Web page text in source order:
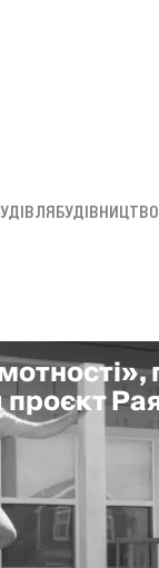
БУДІВНИЦТВО